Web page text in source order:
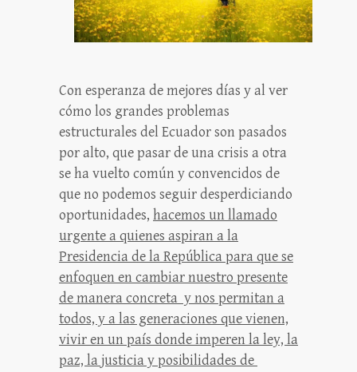
Con esperanza de mejores días y al ver
cómo los grandes problemas
estructurales del Ecuador son pasados
por alto, que pasar de una crisis a otra
se ha vuelto común y convencidos de
que no podemos seguir desperdiciando
oportunidades, hacemos un llamado
urgente a quienes aspiran a la
Presidencia de la República para que se
enfoquen en cambiar nuestro presente
de manera concreta y nos permitan a
todos, y a las generaciones que vienen,
vivir en un país donde imperen la ley, la
paz, la justicia y posibilidades de